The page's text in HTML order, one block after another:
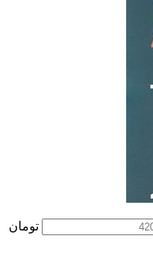
تومان